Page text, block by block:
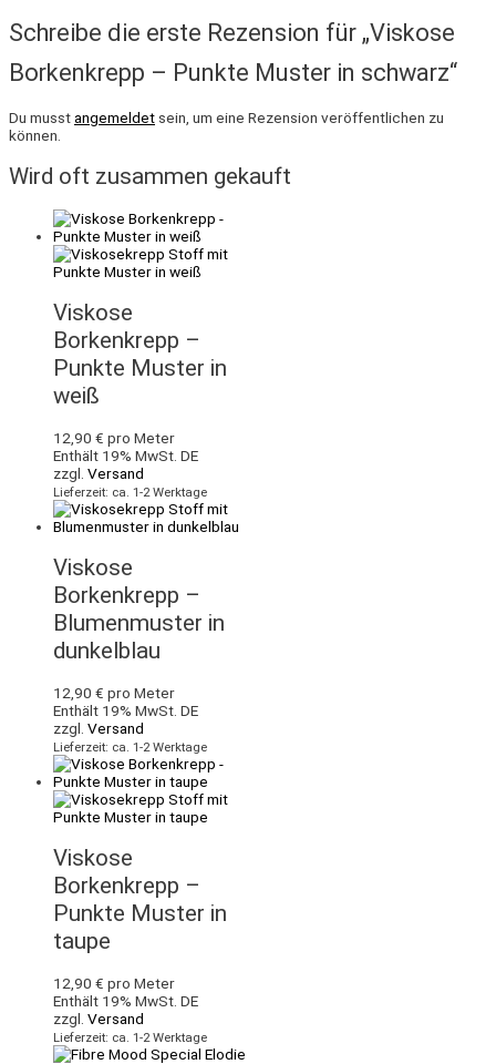
Schreibe die erste Rezension für „Viskose
Borkenkrepp – Punkte Muster in schwarz“
Du musstangemeldet sein, um eine Rezension veröffentlichen zu
können.
Wird oft zusammen gekauft
Viskose
Borkenkrepp –
Punkte Muster in
weiß
12,90 € pro Meter
Enthält 19% MwSt. DE
zzgl. Versand
Lieferzeit: ca. 1-2 Werktage
Viskose
Borkenkrepp –
Blumenmuster in
dunkelblau
12,90 € pro Meter
Enthält 19% MwSt. DE
zzgl. Versand
Lieferzeit: ca. 1-2 Werktage
Viskose
Borkenkrepp –
Punkte Muster in
taupe
12,90 € pro Meter
Enthält 19% MwSt. DE
zzgl. Versand
Lieferzeit: ca. 1-2 Werktage